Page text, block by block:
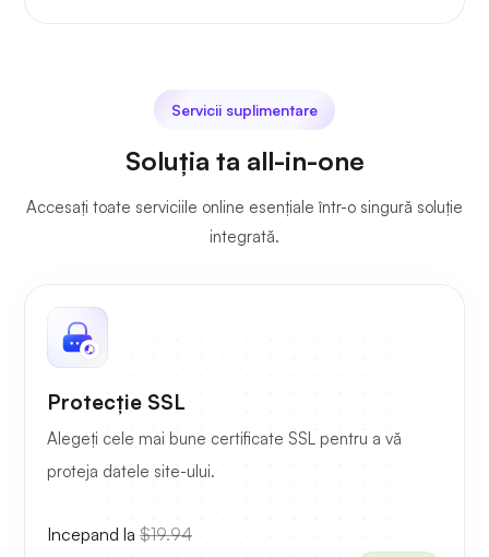
Servicii suplimentare
Soluția ta all-in-one
Accesați toate serviciile online esențiale într-o singură soluție
integrată.
Protecție SSL
Alegeți cele mai bune certificate SSL pentru a vă
proteja datele site-ului.
Incepand la $19.94